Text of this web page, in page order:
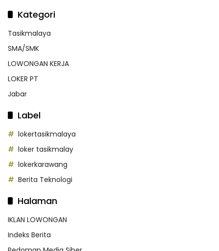
Kategori
Tasikmalaya
SMA/SMK
LOWONGAN KERJA
LOKER PT
Jabar
Label
lokertasikmalaya
loker tasikmalay
lokerkarawang
Berita Teknologi
Halaman
IKLAN LOWONGAN
Indeks Berita